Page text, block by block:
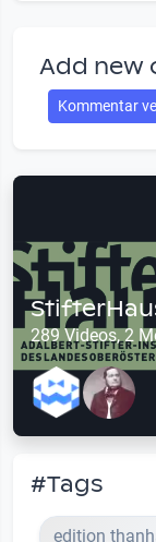
Add new
Kommentar
289 Videos, 2
#Tags
edition